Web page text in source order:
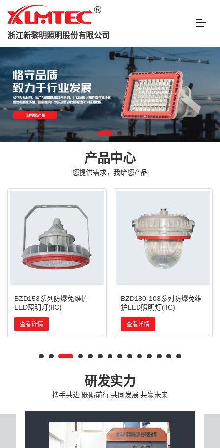
浙江新黎明照明股份有限公司
产品中心
您提供需求，我给您产品
BZD153系列防爆免维护
LED照明灯(IIC)
查看详情
BZD180-103系列防爆免维
护LED照明灯(IIC)
查看详情
研发实力
携手共进 砥砺前行 共同发展 共赢未来